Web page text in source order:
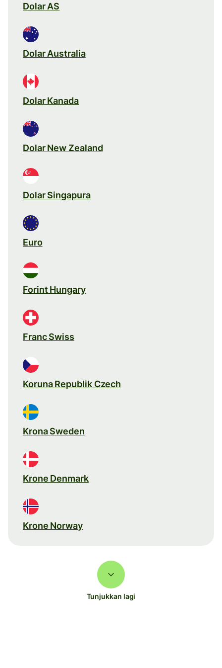
Dolar AS
Dolar Australia
Dolar Kanada
Dolar New Zealand
Dolar Singapura
Euro
Forint Hungary
Franc Swiss
Koruna Republik Czech
Krona Sweden
Krone Denmark
Krone Norway
Tunjukkan lagi